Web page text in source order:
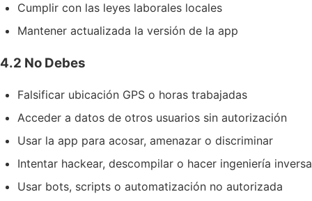
Cumplir con las leyes laborales locales
Mantener actualizada la versión de la app
4.2 No Debes
Falsificar ubicación GPS o horas trabajadas
Acceder a datos de otros usuarios sin autorización
Usar la app para acosar, amenazar o discriminar
Intentar hackear, descompilar o hacer ingeniería inversa
Usar bots, scripts o automatización no autorizada